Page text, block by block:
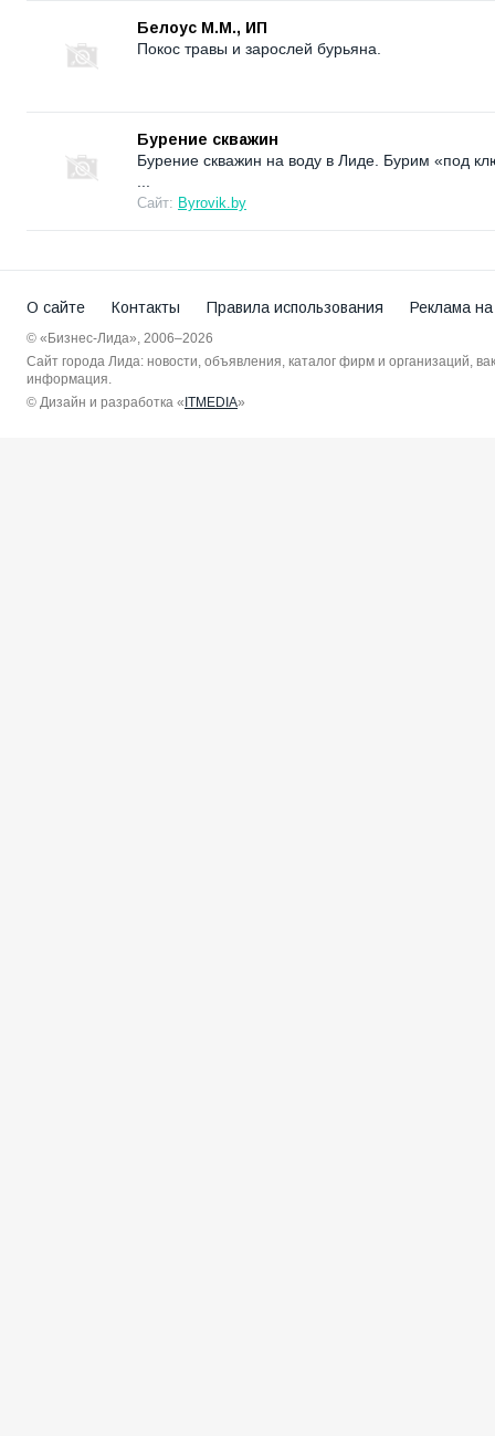
Белоус М.М., ИП
Покос травы и зарослей бурьяна.
Бурение скважин
Бурение скважин на воду в Лиде. Бурим «под
...
Сайт: Byrovik.by
О сайте Контакты Правила использования Реклама
© «Бизнес-Лида», 2006–2026
Сайт города Лида: новости, объявления, каталог фирм и организаций,
информация.
© Дизайн и разработка « ITMEDIA»